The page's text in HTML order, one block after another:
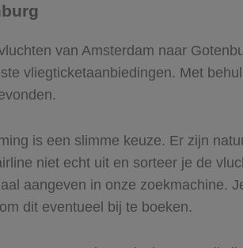
van Amsterdam naar
vliegticketaanbiedingen. Met
is een slimme keuze. Er zijn
niet echt uit en sorteer je de
aangeven in onze zoekmachine.
dit eventueel bij te boeken.